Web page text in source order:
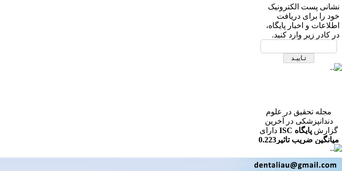
نشانی پست الکترونیک
خود را برای دریافت
اطلاعات و اخبار پایگاه،
در کادر زیر وارد کنید.
مجله تحقیق در علوم
دندانپزشکی در آخرین
گزارش پایگاه ISC
دارای
میانگین ضریب تاثیر0.223
در رشته دندانپزشکی می
باشد.